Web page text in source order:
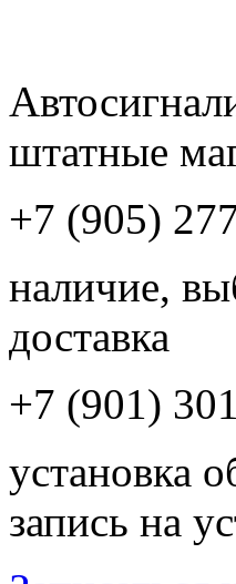
штатные
+7 (905)
наличие,
доставка
+7 (901)
установка
запись на